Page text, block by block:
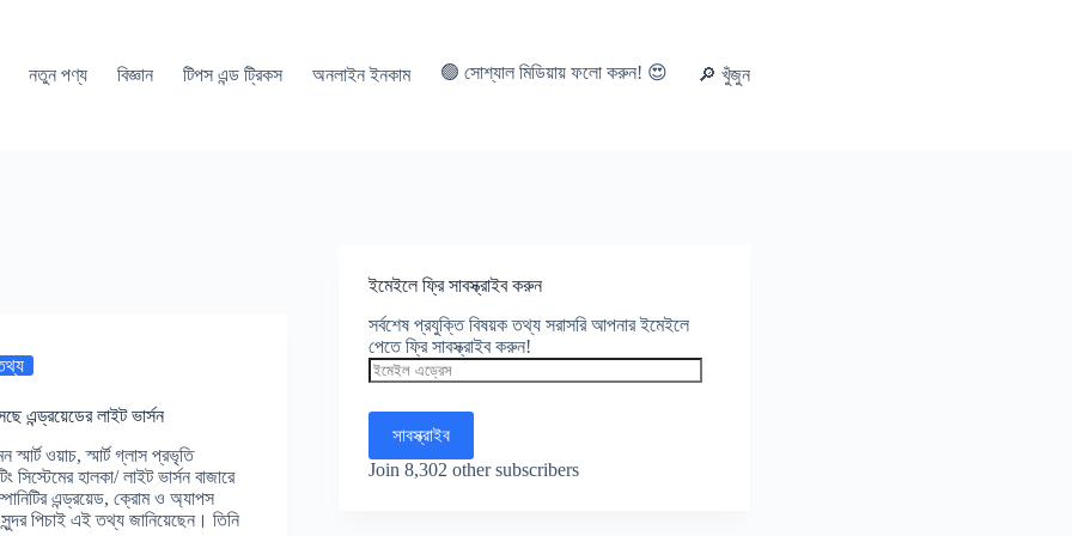
নতুন পণ্য বিজ্ঞান টিপস এন্ড ট্রিকস অনলাইন ইনকাম 🟢 সোশ্যাল মিডিয়ায় ফলো করুন! 😍 🔎 খুঁজুন
এন্ড্রয়েডের লাইট ভার্সন
ওয়াচ, স্মার্ট গ্লাস প্রভৃতি
সিস্টেমের হালকা/ লাইট ভার্সন বাজারে
এন্ড্রয়েড, ক্রোম ও অ্যাপস
সুন্দর পিচাই এই তথ্য জানিয়েছেন। তিনি
ইমেইলে ফ্রি সাবস্ক্রাইব করুন
সর্বশেষ প্রযুক্তি বিষয়ক তথ্য সরাসরি আপনার ইমেইলে
পেতে ফ্রি সাবস্ক্রাইব করুন!
ইমেইল
এড্রেস
সাবস্ক্রাইব
Join 8,302 other subscribers